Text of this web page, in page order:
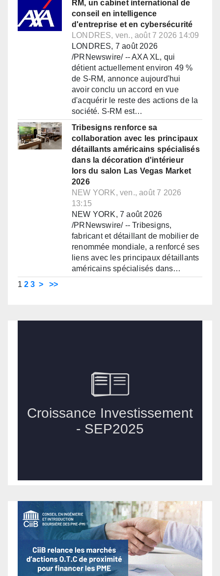
RM, un cabinet international de
conseil en intelligence
d'entreprise et en cybersécurité
LONDRES, ven., août 7 2026 14:09
LONDRES, 7 août 2026
/PRNewswire/ -- AXA XL, qui
détient actuellement environ 49 %
de S-RM, annonce aujourd'hui
avoir conclu un accord en vue
d'acquérir le reste des actions de la
société. S-RM est…
Tribesigns renforce sa
collaboration avec les principaux
détaillants américains spécialisés
dans la décoration d'intérieur
lors du salon Las Vegas Market
2026
NEW YORK, ven., août 7 2026
13:15
NEW YORK, 7 août 2026
/PRNewswire/ -- Tribesigns,
fabricant et détaillant de mobilier de
renommée mondiale, a renforcé ses
liens avec les principaux détaillants
américains spécialisés dans…
1 2 3 > >>